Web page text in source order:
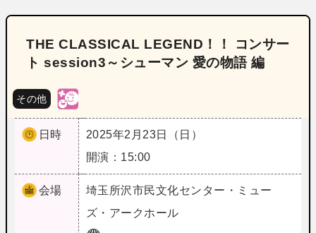
THE CLASSICAL LEGEND！！ コンサー
ト session3～シューマン 愛の物語 編
その他
日時
2025年2月23日（日）
開演：15:00
会場 埼玉 所沢市民文化センター・ミュー
ズ・アークホール